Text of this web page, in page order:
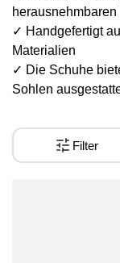
✓ Handgefertigt
Materialien
✓ Die Schuhe
Sohlen
Filter